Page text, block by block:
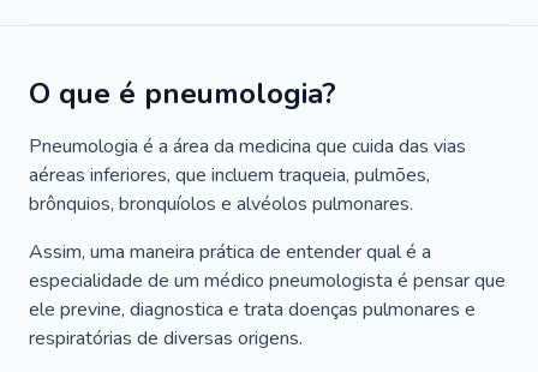
O que é pneumologia?
Pneumologia é a área da medicina que cuida das vias
aéreas inferiores, que incluem traqueia, pulmões,
brônquios, bronquíolos e alvéolos pulmonares.
Assim, uma maneira prática de entender qual é a
especialidade de um médico pneumologista é pensar que
ele previne, diagnostica e trata doenças pulmonares e
respiratórias de diversas origens.